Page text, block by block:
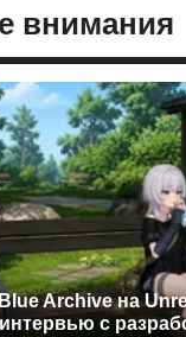
внимания
Archive на
с